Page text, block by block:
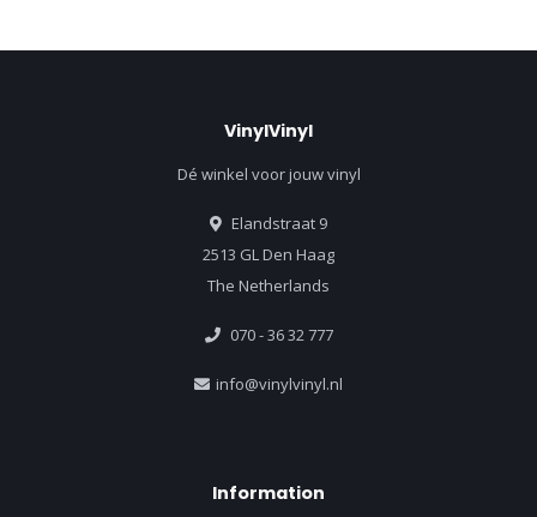
VinylVinyl
Dé winkel voor jouw vinyl
Elandstraat 9
2513 GL Den Haag
The Netherlands
070 - 36 32 777
info@vinylvinyl.nl
Information